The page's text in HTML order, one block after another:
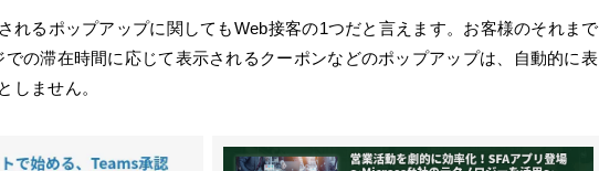
れるポップアップに関してもWeb接客の1つだと言えます。お客様のそれまで
の滞在時間に応じて表示されるクーポンなどのポップアップは、自動的に表
しません。